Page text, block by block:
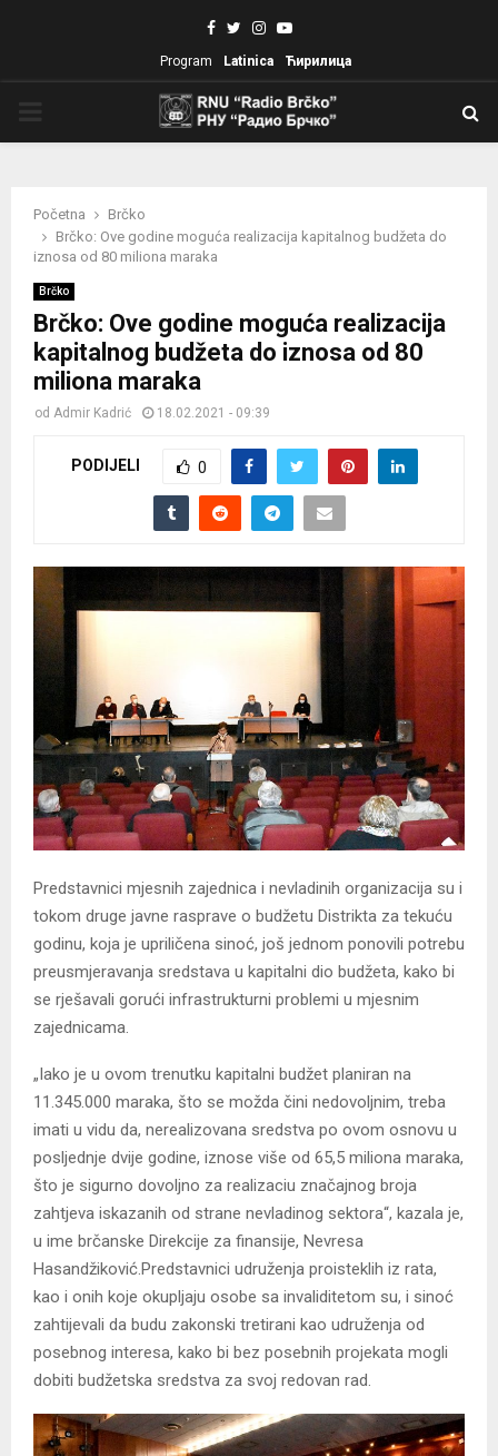
Facebook
TwitterInstagram
Youtube
Program Latinica Ћирилица
Početna
Brčko
Brčko: Ove godine moguća realizacija kapitalnog budžeta do
iznosa od 80 miliona maraka
Brčko
Brčko: Ove godine moguća realizacija
kapitalnog budžeta do iznosa od 80
miliona maraka
od Admir Kadrić 18.02.2021 - 09:39
PODIJELI 0
Predstavnici mjesnih zajednica i nevladinih organizacija su i
tokom druge javne rasprave o budžetu Distrikta za tekuću
godinu, koja je upriličena sinoć, još jednom ponovili potrebu
preusmjeravanja sredstava u kapitalni dio budžeta, kako bi
se rješavali gorući infrastrukturni problemi u mjesnim
zajednicama.
„Iako je u ovom trenutku kapitalni budžet planiran na
11.345.000 maraka, što se možda čini nedovoljnim, treba
imati u vidu da, nerealizovana sredstva po ovom osnovu u
posljednje dvije godine, iznose više od 65,5 miliona maraka,
što je sigurno dovoljno za realizaciu značajnog broja
zahtjeva iskazanih od strane nevladinog sektora“, kazala je,
u ime brčanske Direkcije za finansije, Nevresa
Hasandžiković.Predstavnici udruženja proisteklih iz rata,
kao i onih koje okupljaju osobe sa invaliditetom su, i sinoć
zahtijevali da budu zakonski tretirani kao udruženja od
posebnog interesa, kako bi bez posebnih projekata mogli
dobiti budžetska sredstva za svoj redovan rad.